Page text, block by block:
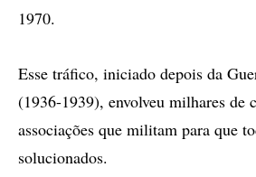
1970.
Esse tráfico, iniciado depois da
(1936-1939), envolveu milhares de
associações que militam para que
solucionados.